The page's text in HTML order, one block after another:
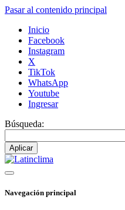
Pasar al contenido principal
Inicio
Facebook
Instagram
X
TikTok
WhatsApp
Youtube
Ingresar
Búsqueda:
Navegación principal